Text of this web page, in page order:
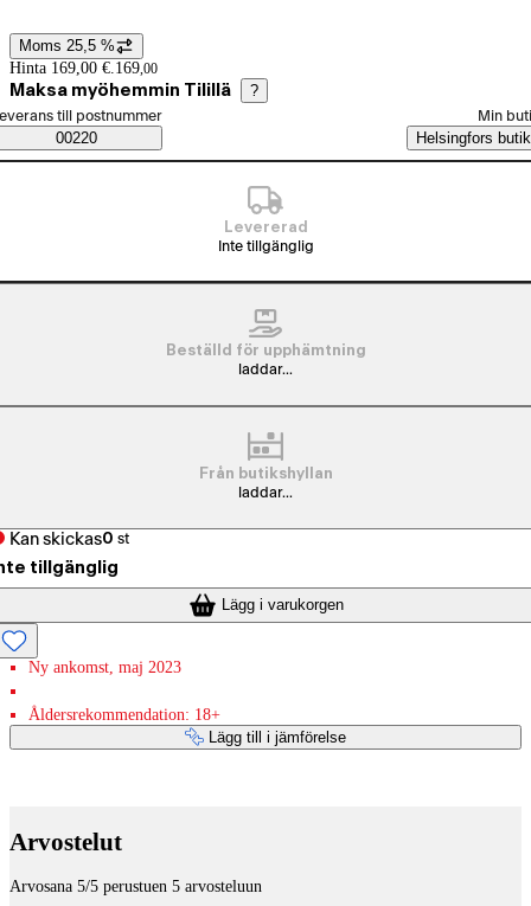
Prisinformation
Moms 25,5 %
Hinta 169,00 €. 169,00
Maksa myöhemmin Tilillä ?
Saatavuustiedot
beställningssätt
till postnummer
00220
Min
Helsingfors butik
Levererad
Inte tillgänglig
Beställd för upphämtning
laddar...
Från butikshyllan
laddar...
Kan skickas0 st
tillgänglig
Lägg i varukorgen
Ny ankomst, maj 2023
Åldersrekommendation: 18+
Lägg till i jämförelse
Arvostelut
Arvosana 5/5 perustuen 5 arvosteluun